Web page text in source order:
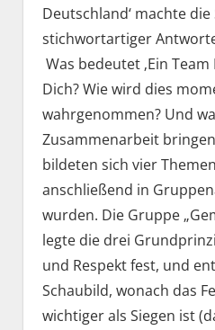
Deutschland‘ machte
stichwortartiger
Was bedeutet ‚Ein
Dich? Wie wird dies
wahrgenommen? Und
Zusammenarbeit
bildeten sich vier
anschließend in
wurden. Die Gruppe
legte die drei
und Respekt fest, und
Schaubild, wonach das
wichtiger als Siegen ist